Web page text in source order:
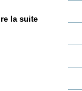
la suite